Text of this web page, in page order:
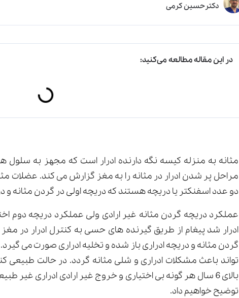
دکترحسین کرمی
در این مقاله مطالعه می‌کنید:
مثانه به منزله کیسه نگه دارنده ادرار است که مجهز به
مراحل پر شدن ادرار در مثانه را به مغز گزارش می کند.
دو عدد اسفنکتر یا دریچه هستند که دریچه اولی در گردن مثانه و
عملکرد دریچه گردن مثانه غیر ارادی ولی عملکرد دریچه دوم
ادرار شد پیغام از طریق گیرنده های حسی به کنترل ادرار
گردن مثانه و دریچه ادراری باز شده و تخلیه ادراری صورت می
تواند باعث مشکلات ادراری و شلی مثانه گردد. در حالت طبیعی
بالای 6 سال هر گونه بی اختیاری و خروج غیر ارادی ادراری
توضیح خواهیم داد.